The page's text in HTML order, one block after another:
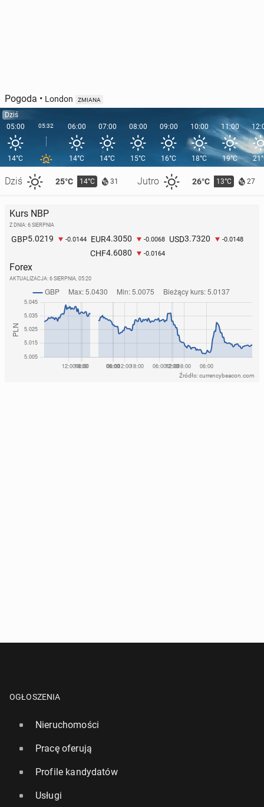
Pogoda • London ZMIANA
Dziś
05:00
14°C
Dziś 25°C 14°C 31 Jutro 26°C 13°C 27
05:32 06:00
14°C
07:00
14°C
08:00
15°C
09:00
16°C
10:00
18°C
11:00
19°C
Kurs NBP
Z DNIA: 6 SIERPNIA
GBP5.0219 -0.0144 EUR4.3050 -0.0068 USD3.7320 -0.0148
CHF4.6080 -0.0164
Forex
AKTUALIZACJA: 6 SIERPNIA, 05:20
Źródło: currencybeacon.com
OGŁOSZENIA
Nieruchomości
Pracę oferują
Profile kandydatów
Usługi